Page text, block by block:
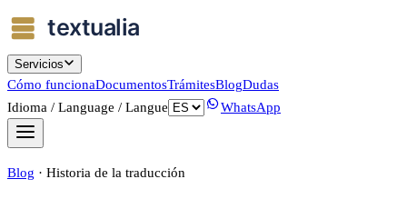
Servicios
Cómo funcionaDocumentosTrámitesBlogDudas
Idioma / Language / Langue
WhatsApp
Blog · Historia de la traducción